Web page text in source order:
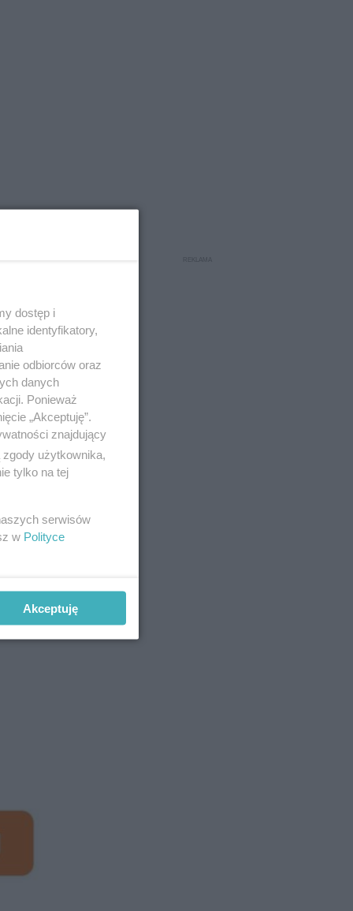
dostęp i
identyfikatory,
odbiorców oraz
danych
Ponieważ
„Akceptuję”.
znajdujący
użytkownika,
tylko na tej
serwisów
w Polityce
Akceptuję